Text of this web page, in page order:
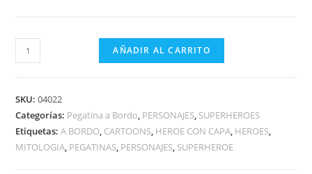
HEROE
MARTILLO
BORDO
cantidad
AÑADIR AL CARRITO
SKU:04022
Categorías: Pegatina a Bordo, PERSONAJES, SUPERHEROES
Etiquetas:A BORDO, CARTOONS, HEROE CON CAPA, HEROES,
MITOLOGIA, PEGATINAS, PERSONAJES, SUPERHEROE